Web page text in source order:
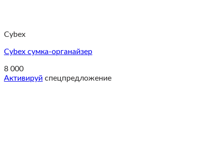
Cybex
Cybex сумка-органайзер
8 000
Активируй спецпредложение